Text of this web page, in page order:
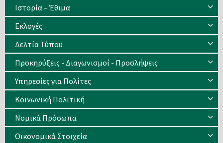
Ιστορία – Έθιμα
Eκλογές
Δελτία Τύπου
Προκηρύξεις - Διαγωνισμοί - Προσλήψεις
Υπηρεσίες για Πολίτες
Κοινωνική Πολιτική
Νομικά Πρόσωπα
Οικονομικά Στοιχεία